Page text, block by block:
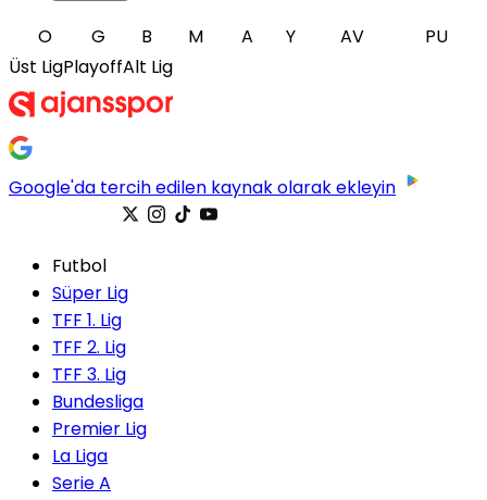
O G B M A Y AV
PU
Üst LigPlayoffAlt Lig
Google'da tercih edilen kaynak olarak ekleyin
Futbol
Süper Lig
TFF 1. Lig
TFF 2. Lig
TFF 3. Lig
Bundesliga
Premier Lig
La Liga
Serie A